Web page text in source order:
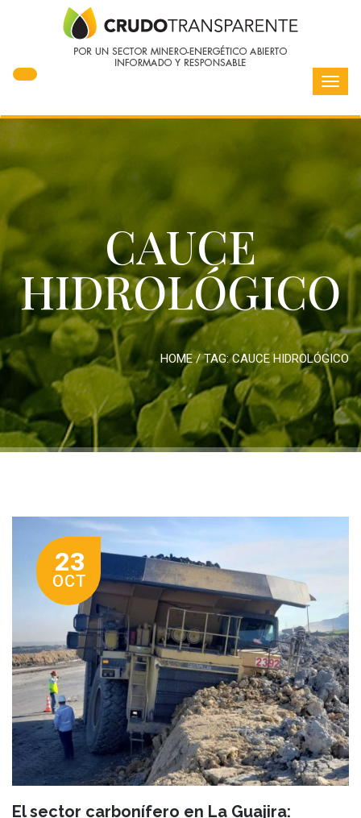
CAUCE
HIDROLÓGICO
HOME/ TAG:CAUCE HIDROLÓGICO
23
OCT
El sector carbonífero en La Guajira: